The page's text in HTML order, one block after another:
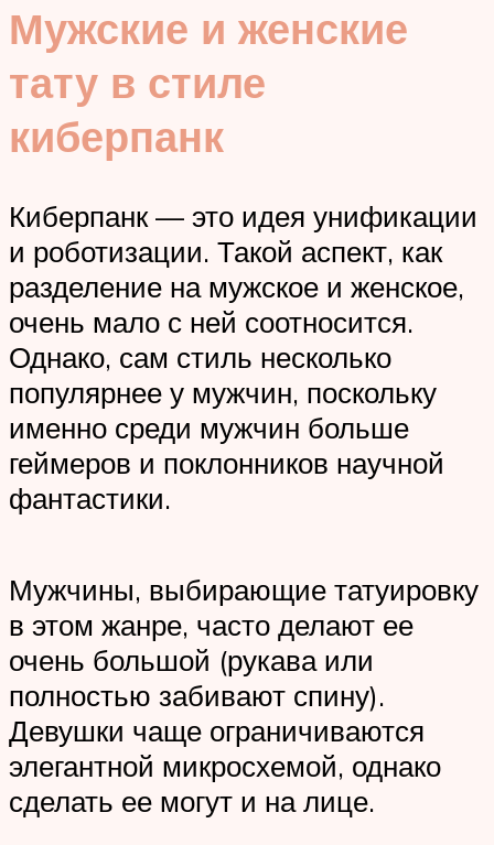
Мужские и женские
тату в стиле
киберпанк
Киберпанк — это идея унификации
и роботизации. Такой аспект, как
разделение на мужское и женское,
очень мало с ней соотносится.
Однако, сам стиль несколько
популярнее у мужчин, поскольку
именно среди мужчин больше
геймеров и поклонников научной
фантастики.
Мужчины, выбирающие татуировку
в этом жанре, часто делают ее
очень большой (рукава или
полностью забивают спину).
Девушки чаще ограничиваются
элегантной микросхемой, однако
сделать ее могут и на лице.